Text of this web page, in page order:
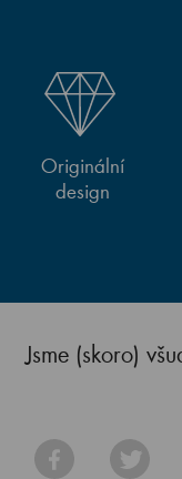
Originální
design
Jsme (skoro)